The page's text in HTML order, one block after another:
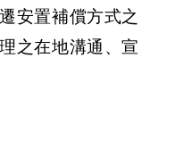
安置補償方式之
之在地溝通、宣